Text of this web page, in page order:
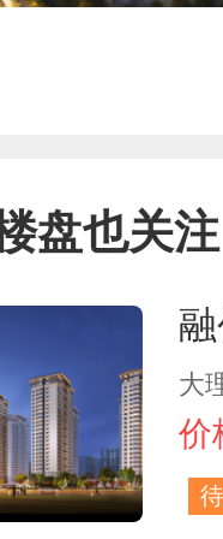
盘也关注
大
价